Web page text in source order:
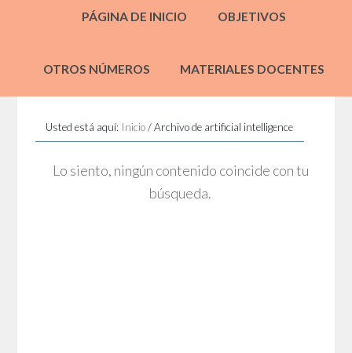
PÁGINA DE INICIO OBJETIVOS
OTROS NÚMEROS MATERIALES DOCENTES
Usted está aquí: Inicio /Archivo de artificial intelligence
Lo siento, ningún contenido coincide con tu
búsqueda.